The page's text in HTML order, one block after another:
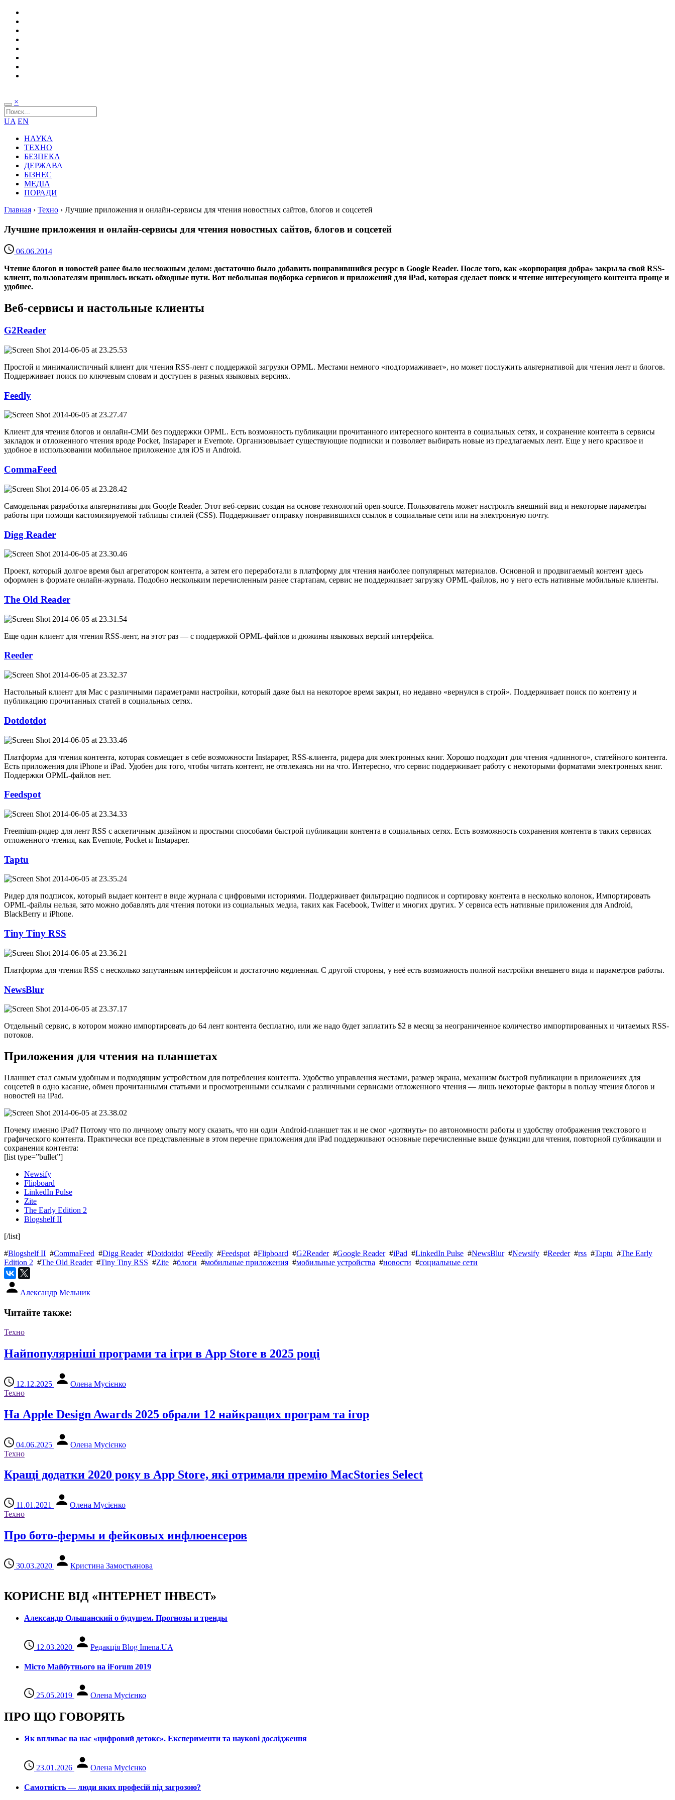
×
UA EN
НАУКА
ТЕХНО
БЕЗПЕКА
ДЕРЖАВА
БІЗНЕС
МЕДІА
ПОРАДИ
Главная › Техно › Лучшие приложения и онлайн-сервисы для чтения новостных сайтов, блогов и соцсетей
Лучшие приложения и онлайн-сервисы для чтения новостных сайтов, блогов и соцсетей
06.06.2014
Чтение блогов и новостей ранее было несложным делом: достаточно было добавить понравившийся ресурс в Google Reader. После того, как «корпорация добра» закрыла свой RSS-
клиент, пользователям пришлось искать обходные пути. Вот небольшая подборка сервисов и приложений для iPad, которая сделает поиск и чтение интересующего контента проще и
удобнее.
Веб-сервисы и настольные клиенты
G2Reader
Простой и минималистичный клиент для чтения RSS-лент с поддержкой загрузки OPML. Местами немного «подтормаживает», но может послужить альтернативой для чтения лент и блогов.
Поддерживает поиск по ключевым словам и доступен в разных языковых версиях.
Feedly
Клиент для чтения блогов и онлайн-СМИ без поддержки OPML. Есть возможность публикации прочитанного интересного контента в социальных сетях, и сохранение контента в сервисы
закладок и отложенного чтения вроде Pocket, Instapaper и Evernote. Организовывает существующие подписки и позволяет выбирать новые из предлагаемых лент. Еще у него красивое и
удобное в использовании мобильное приложение для iOS и Android.
CommaFeed
Самодельная разработка альтернативы для Google Reader. Этот веб-сервис создан на основе технологий open-source. Пользователь может настроить внешний вид и некоторые параметры
работы при помощи кастомизируемой таблицы стилей (CSS). Поддерживает отправку понравившихся ссылок в социальные сети или на электронную почту.
Digg Reader
Проект, который долгое время был агрегатором контента, а затем его переработали в платформу для чтения наиболее популярных материалов. Основной и продвигаемый контент здесь
оформлен в формате онлайн-журнала. Подобно нескольким перечисленным ранее стартапам, сервис не поддерживает загрузку OPML-файлов, но у него есть нативные мобильные клиенты.
The Old Reader
Еще один клиент для чтения RSS-лент, на этот раз — с поддержкой OPML-файлов и дюжины языковых версий интерфейса.
Reeder
Настольный клиент для Mac с различными параметрами настройки, который даже был на некоторое время закрыт, но недавно «вернулся в строй». Поддерживает поиск по контенту и
публикацию прочитанных статей в социальных сетях.
Dotdotdot
Платформа для чтения контента, которая совмещает в себе возможности Instapaper, RSS-клиента, ридера для электронных книг. Хорошо подходит для чтения «длинного», статейного контента.
Есть приложения для iPhone и iPad. Удобен для того, чтобы читать контент, не отвлекаясь ни на что. Интересно, что сервис поддерживает работу с некоторыми форматами электронных книг.
Поддержки OPML-файлов нет.
Feedspot
Freemium-ридер для лент RSS с аскетичным дизайном и простыми способами быстрой публикации контента в социальных сетях. Есть возможность сохранения контента в таких сервисах
отложенного чтения, как Evernote, Pocket и Instapaper.
Taptu
Ридер для подписок, который выдает контент в виде журнала с цифровыми историями. Поддерживает фильтрацию подписок и сортировку контента в несколько колонок, Импортировать
OPML-файлы нельзя, зато можно добавлять для чтения потоки из социальных медиа, таких как Facebook, Twitter и многих других. У сервиса есть нативные приложения для Android,
BlackBerry и iPhone.
Tiny Tiny RSS
Платформа для чтения RSS с несколько запутанным интерфейсом и достаточно медленная. С другой стороны, у неё есть возможность полной настройки внешнего вида и параметров работы.
NewsBlur
Отдельный сервис, в котором можно импортировать до 64 лент контента бесплатно, или же надо будет заплатить $2 в месяц за неограниченное количество импортированных и читаемых RSS-
потоков.
Приложения для чтения на планшетах
Планшет стал самым удобным и подходящим устройством для потребления контента. Удобство управления жестами, размер экрана, механизм быстрой публикации в приложениях для
соцсетей в одно касание, обмен прочитанными статьями и просмотренными ссылками с различными сервисами отложенного чтения — лишь некоторые факторы в пользу чтения блогов и
новостей на iPad.
Почему именно iPad? Потому что по личному опыту могу сказать, что ни один Android-планшет так и не смог «дотянуть» по автономности работы и удобству отображения текстового и
графического контента. Практически все представленные в этом перечне приложения для iPad поддерживают основные перечисленные выше функции для чтения, повторной публикации и
сохранения контента:
[list type=”bullet”]
Newsify
Flipboard
LinkedIn Pulse
Zite
The Early Edition 2
Blogshelf II
[/list]
#Blogshelf II #CommaFeed #Digg Reader#Dotdotdot #Feedly #Feedspot #Flipboard #G2Reader#Google Reader#iPad #LinkedIn Pulse #NewsBlur#Newsify #Reeder#rss #Taptu #The Early
Edition 2 #The Old Reader#Tiny Tiny RSS #Zite #блоги #мобильные приложения #мобильные устройства #новости #социальные сети
Александр Мельник
Читайте также:
Техно
Найпопулярніші програми та ігри в App Store в 2025 році
12.12.2025
Олена Мусієнко
Техно
На Apple Design Awards 2025 обрали 12 найкращих програм та ігор
04.06.2025
Олена Мусієнко
Техно
Кращі додатки 2020 року в App Store, які отримали премію MacStories Select
11.01.2021
Олена Мусієнко
Техно
Про бото-фермы и фейковых инфлюенсеров
30.03.2020 Кристина Замостьянова
КОРИСНЕ ВІД «ІНТЕРНЕТ ІНВЕСТ»
Александр Ольшанский о будущем. Прогнозы и тренды
12.03.2020 Редакція Blog Imena.UA
Місто Майбутнього на iForum 2019
25.05.2019 Олена Мусієнко
ПРО ЩО ГОВОРЯТЬ
Як впливає на нас «цифровий детокс». Експерименти та наукові дослідження
23.01.2026 Олена Мусієнко
Самотність — люди яких професій під загрозою?